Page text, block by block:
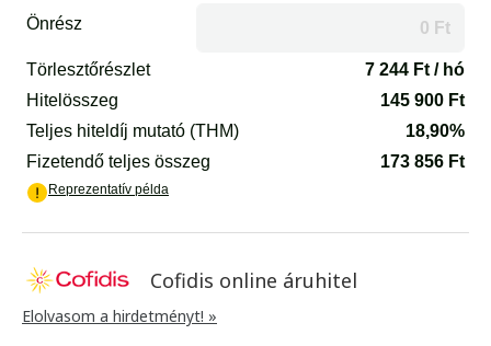
Cofidis online áruhitel
Elolvasom a hirdetményt! »